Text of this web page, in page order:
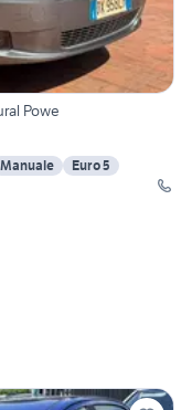
Powe
Manuale
Euro 5